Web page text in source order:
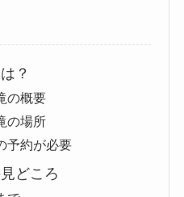
？
の概要
の場所
予約が必要
どころ